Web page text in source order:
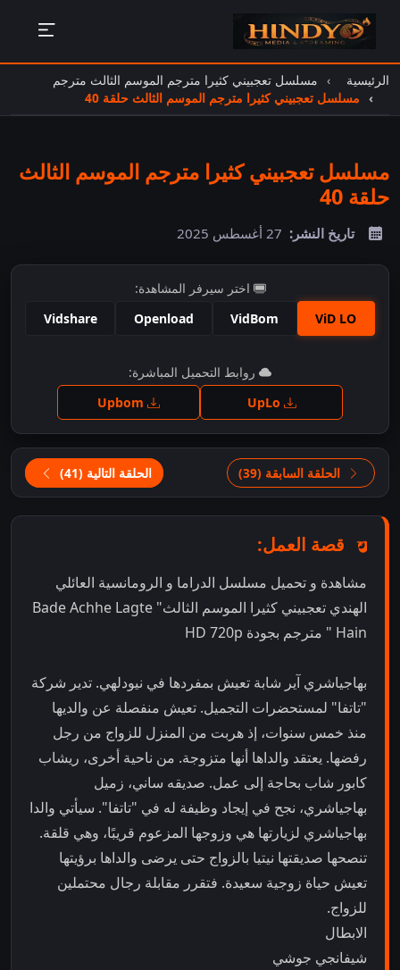
الرئيسية
مسلسل تعجبيني كثيرا مترجم الموسم الثالث مترجم
مسلسل تعجبيني كثيرا مترجم الموسم الثالث حلقة 40
مسلسل تعجبيني كثيرا مترجم الموسم الثالث
حلقة 40
تاريخ النشر: 27 أغسطس 2025
اختر سيرفر المشاهدة:
ViD LO
VidBom
Openload
Vidshare
اضغط للمشاهدة
روابط التحميل المباشرة:
الحلقة السابقة (39) الحلقة التالية (41)
قصة العمل:
مشاهدة و تحميل مسلسل الدراما و الرومانسية العائلي
الهندي تعجبيني كثيرا الموسم الثالث" Bade Achhe Lagte
Hain " مترجم بجودة HD 720p
بهاجياشري آير شابة تعيش بمفردها في نيودلهي. تدير شركة
"تاتفا" لمستحضرات التجميل. تعيش منفصلة عن والديها
منذ خمس سنوات، إذ هربت من المنزل للزواج من رجل
رفضها. يعتقد والداها أنها متزوجة. من ناحية أخرى، ريشاب
كابور شاب بحاجة إلى عمل. صديقه ساني، زميل
بهاجياشري، نجح في إيجاد وظيفة له في "تاتفا". سيأتي والدا
بهاجياشري لزيارتها هي وزوجها المزعوم قريبًا، وهي قلقة.
تنصحها صديقتها نيتيا بالزواج حتى يرضى والداها برؤيتها
تعيش حياة زوجية سعيدة. فتقرر مقابلة رجال محتملين
للزواج.
الابطال
شيفانجي جوشي